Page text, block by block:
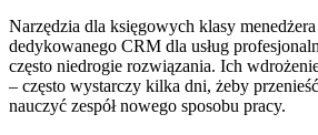
Narzędzia dla księgowych klasy
dedykowanego CRM dla usług
często niedrogie rozwiązania. Ich
– często wystarczy kilka dni, żeby
nauczyć zespół nowego sposobu pracy.